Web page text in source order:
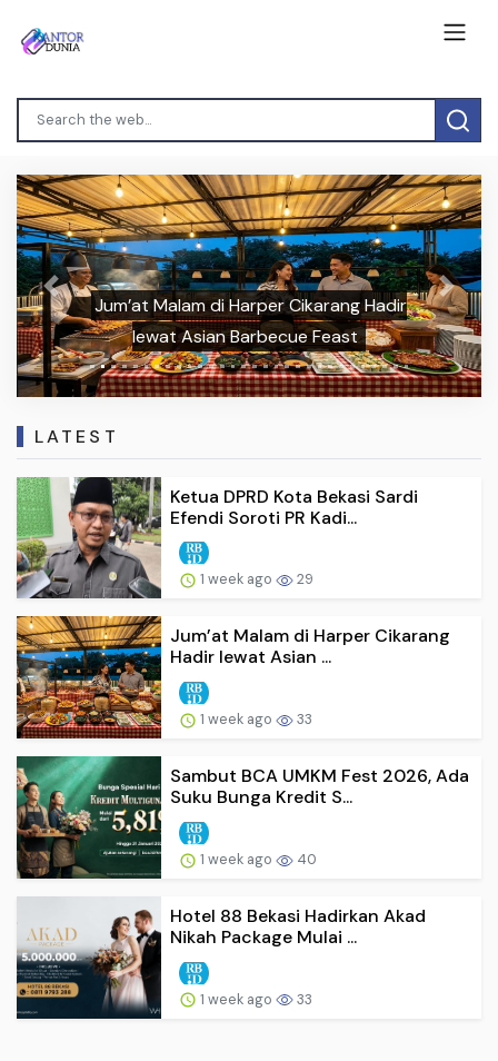
Jum’at Malam di Harper Cikarang Hadir
lewat Asian Barbecue Feast
Previous Next
LATEST
Ketua DPRD Kota Bekasi Sardi
Efendi Soroti PR Kadi...
1 week ago 29
Jum’at Malam di Harper Cikarang
Hadir lewat Asian ...
1 week ago 33
Sambut BCA UMKM Fest 2026, Ada
Suku Bunga Kredit S...
1 week ago 40
Hotel 88 Bekasi Hadirkan Akad
Nikah Package Mulai ...
1 week ago 33